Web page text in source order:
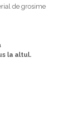
de grosime
la altul.